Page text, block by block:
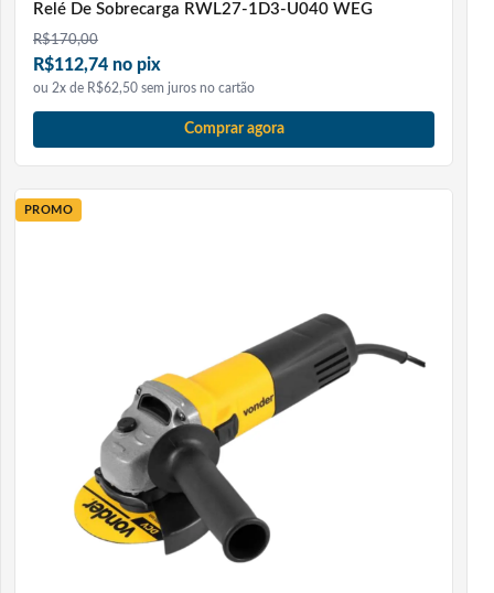
Relé De Sobrecarga RWL27-1D3-U040 WEG
R$170,00
R$112,74 no pix
ou 2x de R$62,50 sem juros no cartão
Comprar agora
PROMO